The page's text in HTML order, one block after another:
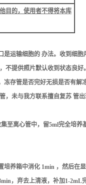
目的，使用者不得将本库
运输细胞的 办法。收到细胞
不提供照片默认收到状态良好。
存管是否完好无损是否有
未与我方联系擅自复苏 管出
至离心管中，留5ml完全培
养箱中消化 1min ，然后
，弃去上清液，补加1-2mL